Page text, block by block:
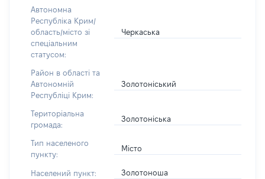
Автономна
Республіка Крим/
область/місто зі
спеціальним
статусом:
Черкаська
Район в області та
Автономній
Республіці Крим:
Золотоніський
Територіальна
громада:
Золотоніська
Тип населеного
пункту:
Місто
Населений пункт: Золотоноша